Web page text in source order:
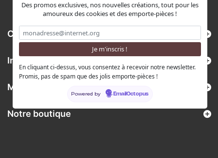
Catégories
Informations
Mon compte
Notre boutique
Des promos exclusives, nos nouvelles créations, tout pour les
amoureux des cookies et des emporte-pièces !
En cliquant ci-dessus, vous consentez à recevoir notre newsletter.
Promis, pas de spam que des jolis emporte-pièces !
Powered by EmailOctopus